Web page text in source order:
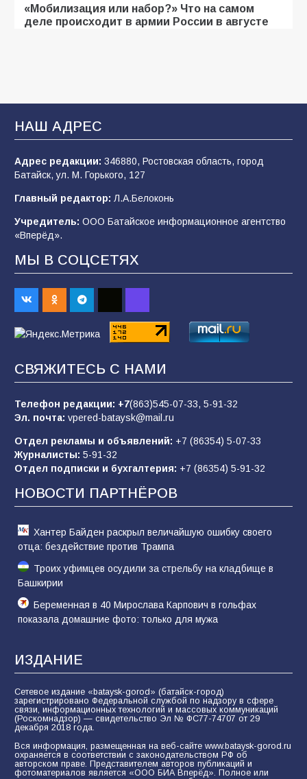
«Мобилизация или набор?» Что на самом
деле происходит в армии России в августе
Будет ли мобилизация в России в 2026 году
после выборов: в Госдуме дали ответ
105 06.08.2026
строительные профессии в ходе
спортивного праздника
89
«Слухами Москву не возьмёшь»: почему
заявления Киева о мобилизации — это
отчаяние, а не разведка
83 02.08.2026
Батайчане вышли в финал Всероссийского
конкурса «Большая перемена»
62 04.08.2026
Командовал боем до последнего: герой
61 05.08.2026
НАШ АДРЕС
Адрес редакции: 346880, Ростовская область, город
Батайск, ул. М. Горького, 127
Главный редактор: Л.А.Белоконь
Учредитель: ООО Батайское информационное агентство
«Вперёд».
МЫ В СОЦСЕТЯХ
СВЯЖИТЕСЬ С НАМИ
Телефон редакции: +7(863)545-07-33, 5-91-32
Эл. почта: vpered-bataysk@mail.ru
Отдел рекламы и объявлений: +7 (86354) 5-07-33
Журналисты: 5-91-32
Отдел подписки и бухгалтерия: +7 (86354) 5-91-32
НОВОСТИ ПАРТНЁРОВ
Хантер Байден раскрыл величайшую ошибку своего
отца: бездействие против Трампа
Троих уфимцев осудили за стрельбу на кладбище в
Башкирии
Беременная в 40 Мирослава Карпович в гольфах
показала домашние фото: только для мужа
ИЗДАНИЕ
Сетевое издание «bataysk-gorod» (батайск-город)
зарегистрировано Федеральной службой по надзору в сфере
связи, информационных технологий и массовых коммуникаций
(Роскомнадзор) — свидетельство Эл № ФС77-74707 от 29
декабря 2018 года.
Вся информация, размещенная на веб-сайте www.bataysk-gorod.ru
охраняется в соответствии с законодательством РФ об
авторском праве. Представителем авторов публикаций и
фотоматериалов является «ООО БИА Вперёд». Полное или